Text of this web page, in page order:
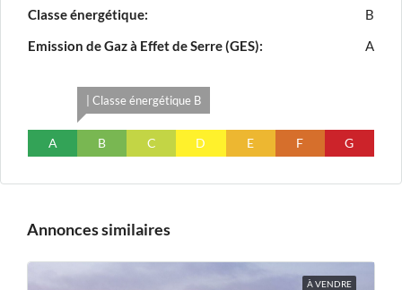
Classe énergétique:
B
Emission de Gaz à Effet de Serre (GES):
A
A
| Classe énergétique B
B C D E F G
Annonces similaires
À VENDRE